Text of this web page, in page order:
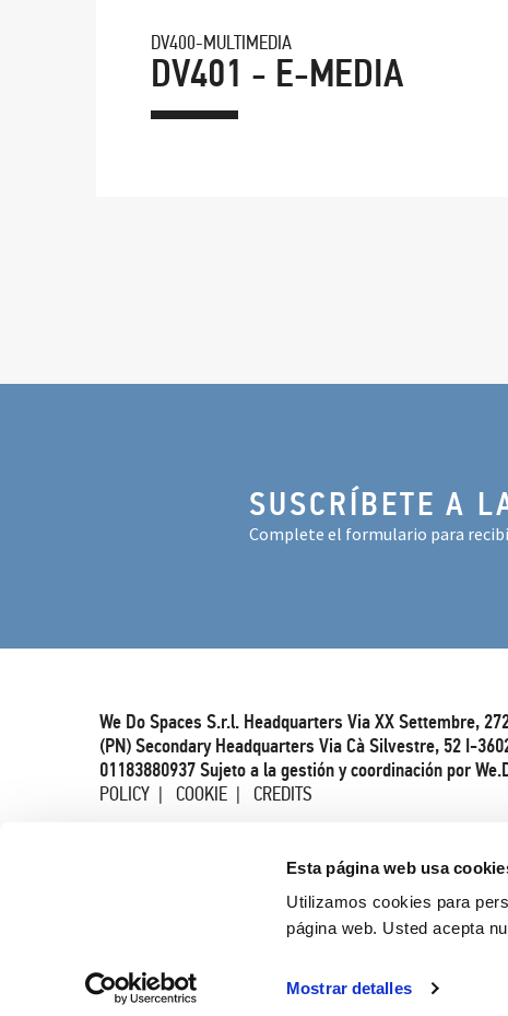
Esta página web usa
Utilizamos cookies para
página web. Usted acepta
Mostrar detalles
DV400-MULTIMEDIA
DV401 - E-MEDIA
SUSCRÍBETE A
Complete el formulario para
We Do Spaces S.r.l. Headquarters Via XX Settembre,
(PN) Secondary Headquarters Via Cà Silvestre, 52 I-
01183880937 Sujeto a la gestión y coordinación por
POLICY
COOKIE CREDITS